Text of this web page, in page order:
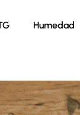
Humedad